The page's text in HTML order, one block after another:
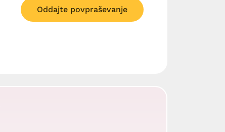
Oddajte povpraševanje